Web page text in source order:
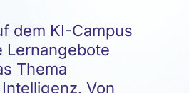
dem KI-Campus
Lernangebote
Thema
Von